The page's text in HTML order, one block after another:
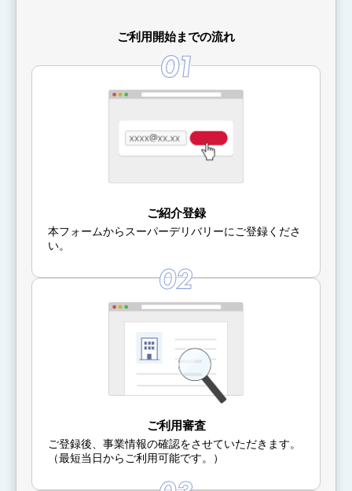
ご利用開始までの流れ
ご紹介登録
本フォームからスーパーデリバリーにご登録くださ
い。
ご利用審査
ご登録後、事業情報の確認をさせていただきます。
（最短当日からご利用可能です。）